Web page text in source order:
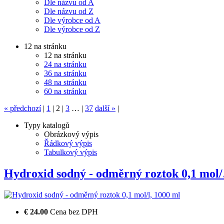
Dle názvu od A
Dle názvu od Z
Dle výrobce od A
Dle výrobce od Z
12 na stránku
12 na stránku
24 na stránku
36 na stránku
48 na stránku
60 na stránku
« předchozí 1 2 3 … 37 další »
Typy katalogů
Obrázkový výpis
Řádkový výpis
Tabulkový výpis
Hydroxid sodný - odměrný roztok 0,1
€ 24.00 Cena bez DPH